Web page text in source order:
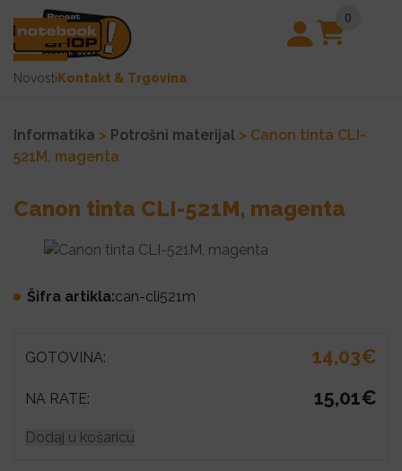
0
Novosti Kontakt & Trgovina
Informatika > Potrošni materijal > Canon tinta CLI-
521M, magenta
Canon tinta CLI-521M, magenta
Šifra artikla:can-cli521m
GOTOVINA: 14,03€
NA RATE: 15,01€
Dodaj u košaricu